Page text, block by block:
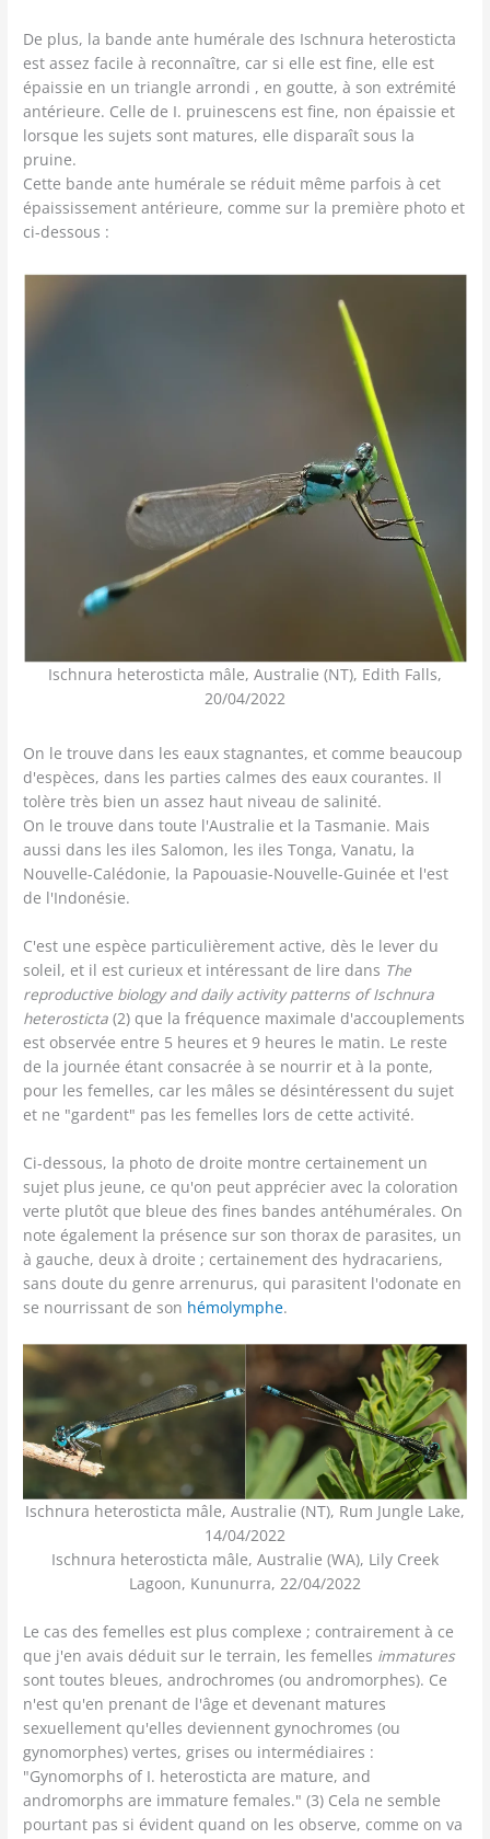
De plus, la bande ante humérale des Ischnura heterosticta
est assez facile à reconnaître, car si elle est fine, elle est
épaissie en un triangle arrondi , en goutte, à son extrémité
antérieure. Celle de I. pruinescens est fine, non épaissie et
lorsque les sujets sont matures, elle disparaît sous la
pruine.
Cette bande ante humérale se réduit même parfois à cet
épaississement antérieure, comme sur la première photo et
ci-dessous :
Ischnura heterosticta mâle, Australie (NT), Edith Falls,
20/04/2022
On le trouve dans les eaux stagnantes, et comme beaucoup
d'espèces, dans les parties calmes des eaux courantes. Il
tolère très bien un assez haut niveau de salinité.
On le trouve dans toute l'Australie et la Tasmanie. Mais
aussi dans les iles Salomon, les iles Tonga, Vanatu, la
Nouvelle-Calédonie, la Papouasie-Nouvelle-Guinée et l'est
de l'Indonésie.
C'est une espèce particulièrement active, dès le lever du
soleil, et il est curieux et intéressant de lire dans The
reproductive biology and daily activity patterns of Ischnura
heterosticta (2) que la fréquence maximale d'accouplements
est observée entre 5 heures et 9 heures le matin. Le reste
de la journée étant consacrée à se nourrir et à la ponte,
pour les femelles, car les mâles se désintéressent du sujet
et ne "gardent" pas les femelles lors de cette activité.
Ci-dessous, la photo de droite montre certainement un
sujet plus jeune, ce qu'on peut apprécier avec la coloration
verte plutôt que bleue des fines bandes antéhumérales. On
note également la présence sur son thorax de parasites, un
à gauche, deux à droite ; certainement des hydracariens,
sans doute du genre arrenurus, qui parasitent l'odonate en
se nourrissant de son hémolymphe.
Ischnura heterosticta mâle, Australie (NT), Rum Jungle Lake,
14/04/2022
Ischnura heterosticta mâle, Australie (WA), Lily Creek
Lagoon, Kununurra, 22/04/2022
Le cas des femelles est plus complexe ; contrairement à ce
que j'en avais déduit sur le terrain, les femelles immatures
sont toutes bleues, androchromes (ou andromorphes). Ce
n'est qu'en prenant de l'âge et devenant matures
sexuellement qu'elles deviennent gynochromes (ou
gynomorphes) vertes, grises ou intermédiaires :
"Gynomorphs of I. heterosticta are mature, and
andromorphs are immature females." (3) Cela ne semble
pourtant pas si évident quand on les observe, comme on va